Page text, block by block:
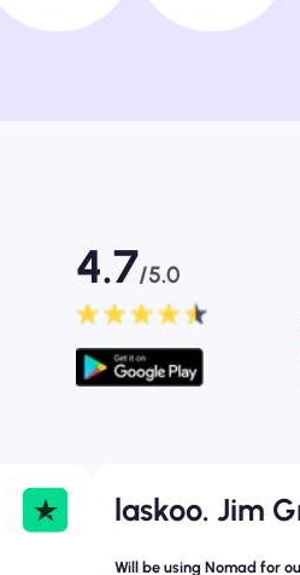
4.7/5.0
laskoo. Jim
Will be using Nomad for